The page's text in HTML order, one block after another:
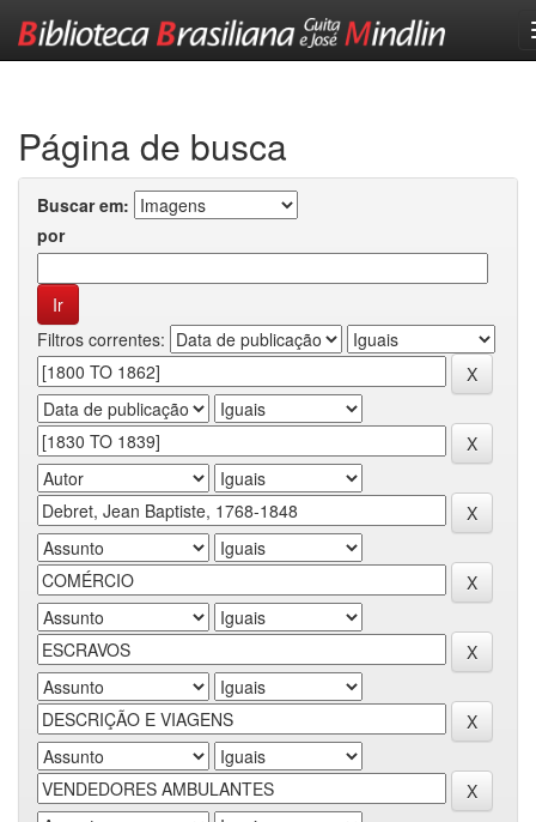
Página de busca
Buscar em:
por
Filtros correntes: